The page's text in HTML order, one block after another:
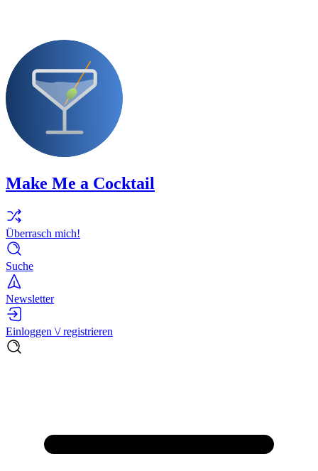
Make Me a Cocktail
Überrasch mich!
Suche
Newsletter
Einloggen \/ registrieren